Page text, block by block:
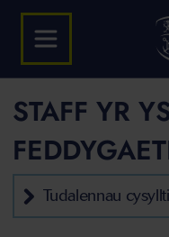
STAFF YR
Tudalennau